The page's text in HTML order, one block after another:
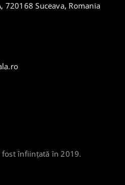
720168 Suceava, Romania
fost înființată în 2019.